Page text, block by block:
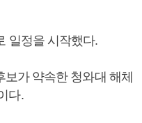
일정을 시작했다.
보가 약속한 청와대 해체
다.